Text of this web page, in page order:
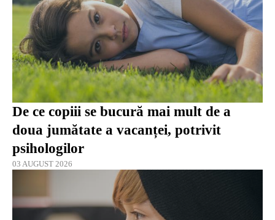
De ce copiii se bucură mai mult de a
doua jumătate a vacanței, potrivit
psihologilor
03 AUGUST 2026